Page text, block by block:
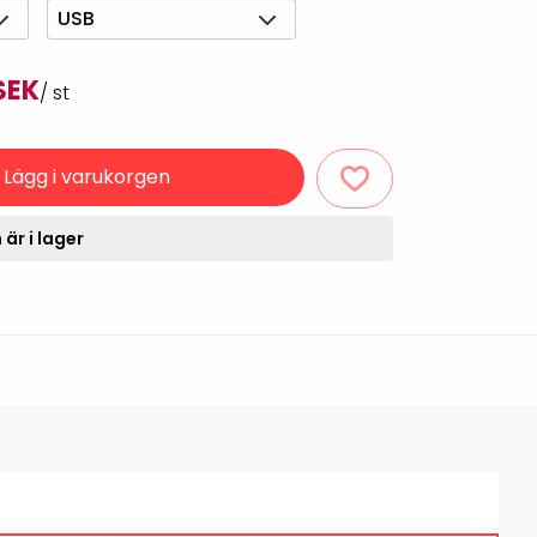
Tillbehör truckdatorer
Seagull Scientific
Rondering och verifiering
USB
/ st
Lägg i varukorgen
är i lager